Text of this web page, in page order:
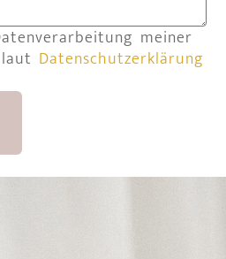
meiner
Datenschutzerklärung